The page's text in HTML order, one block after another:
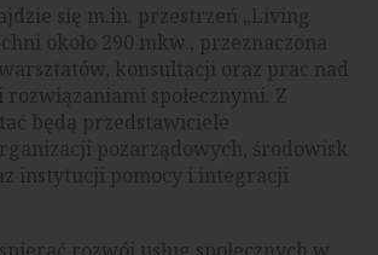
się m.in. przestrzeń „Living
około 290 mkw., przeznaczona
konsultacji oraz prac nad
społecznymi. Z
będą przedstawiciele
pozarządowych, środowisk
instytucji pomocy i integracji